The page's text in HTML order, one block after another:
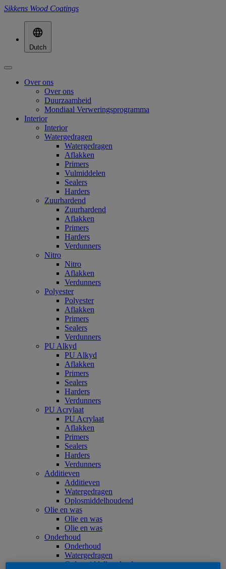
Sikkens Wood Coatings
Dutch
Over ons
Over ons
Duurzaamheid
Mondiaal Verweringsprogramma
Interior
Interior
Watergedragen
Watergedragen
Aflakken
Primers
Vulmiddelen
Sealers
Harders
Zuurhardend
Zuurhardend
Aflakken
Primers
Harders
Verdunners
Nitro
Nitro
Aflakken
Verdunners
Polyester
Polyester
Aflakken
Primers
Sealers
Verdunners
PU Alkyd
PU Alkyd
Aflakken
Primers
Sealers
Harders
Verdunners
PU Acrylaat
PU Acrylaat
Aflakken
Primers
Sealers
Harders
Verdunners
Additieven
Additieven
Watergedragen
Oplosmiddelhoudend
Olie en was
Olie en was
Olie en was
Onderhoud
Onderhoud
Watergedragen
Oplosmiddelhoudend